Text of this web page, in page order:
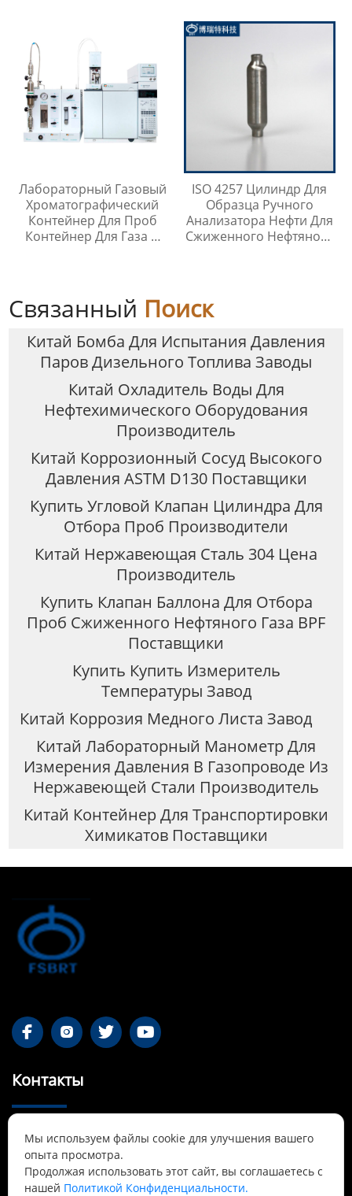
Лабораторный Газовый
Хроматографический
Контейнер Для Проб
Контейнер Для Газа И
ISO 4257 Цилиндр Для
Образца Ручного
Анализатора Нефти Для
Сжиженного Нефтяного
Связанный Поиск
Китай Бомба Для Испытания Давления
Паров Дизельного Топлива Заводы
Китай Охладитель Воды Для
Нефтехимического Оборудования
Производитель
Китай Коррозионный Сосуд Высокого
Давления ASTM D130 Поставщики
Купить Угловой Клапан Цилиндра Для
Отбора Проб Производители
Китай Нержавеющая Сталь 304 Цена
Производитель
Купить Клапан Баллона Для Отбора
Проб Сжиженного Нефтяного Газа BPF
Поставщики
Купить Купить Измеритель
Температуры Завод
Китай Коррозия Медного Листа Завод
Китай Лабораторный Манометр Для
Измерения Давления В Газопроводе Из
Нержавеющей Стали Производитель
Китай Контейнер Для Транспортировки
Химикатов Поставщики
   
Контакты

55-1 Qianjin Road, район Синьфу, Фушунь,
Ляонин
 Cnbrtsummer@gmail.com
Мы используем файлы cookie для улучшения вашего
опыта просмотра.
Продолжая использовать этот сайт, вы соглашаетесь с
нашей Политикой Конфиденциальности.